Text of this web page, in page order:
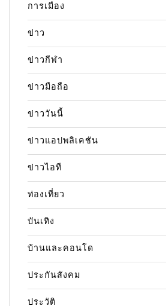
การเมือง
ข่าว
ข่าวกีฬา
ข่าวมือถือ
ข่าววันนี้
ข่าวแอปพลิเคชัน
ข่าวไอที
ท่องเที่ยว
บันเทิง
บ้านและคอนโด
ประกันสังคม
ประวัติ